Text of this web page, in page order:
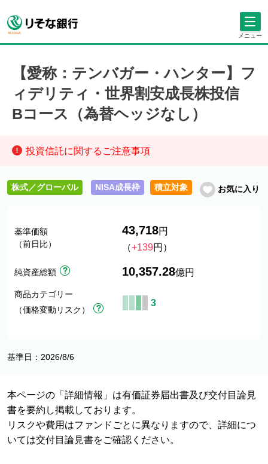
メニュー
【愛称：テンバガー・ハンター】フ
ィデリティ・世界割安成長株投信
Bコース（為替ヘッジなし）
投資信託に関するご注意事項
株式／グローバル NISA成長枠 積立対象 お気に入り
基準価額
（前日比）
43,718円
（+139円）
純資産総額 10,357.28億円
商品カテゴリー
（価格変動リスク）
3
基準日：2026/8/6
本ページの「詳細情報」は有価証券届出書及び交付目論見
書を要約し掲載しております。
リスクや費用はファンドごとに異なりますので、詳細につ
いては交付目論見書をご確認ください。